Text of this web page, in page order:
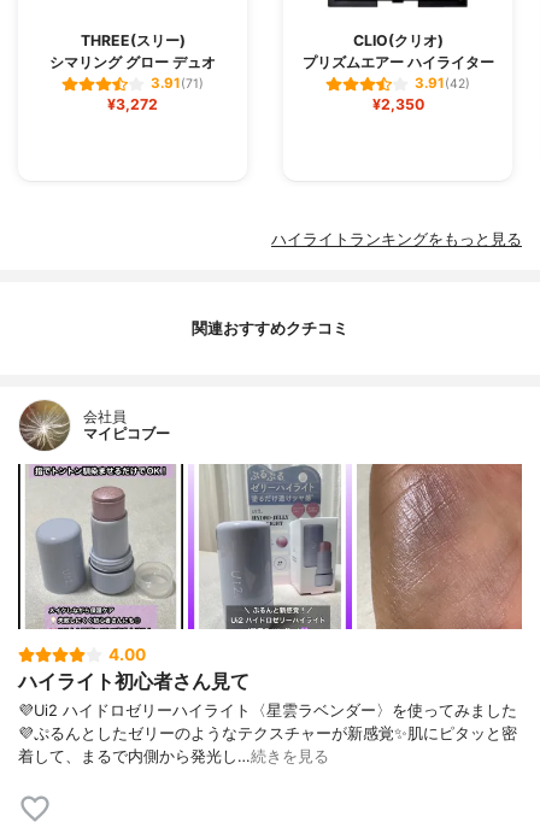
THREE(スリー)
シマリング グロー デュオ
3.91(71)
¥3,272
CLIO(クリオ)
プリズムエアー ハイライター
3.91(42)
¥2,350
ハイライトランキングをもっと見る
関連おすすめクチコミ
会社員
マイピコブー
4.00
ハイライト初心者さん見て
💜Ui2 ハイドロゼリーハイライト〈星雲ラベンダー〉を使ってみました
💜ぷるんとしたゼリーのようなテクスチャーが新感覚✨肌にピタッと密
着して、まるで内側から発光し…続きを見る